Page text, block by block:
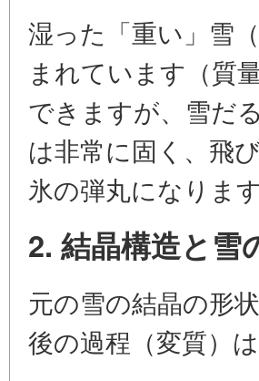
湿った「重い」雪
まれています（質
できますが、雪だ
は非常に固く、飛
氷の弾丸になりま
2. 結晶構造と雪
元の雪の結晶の形
後の過程（変質）